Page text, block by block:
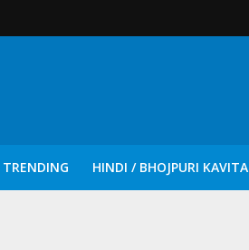
TRENDING HINDI / BHOJPURI KAVITA